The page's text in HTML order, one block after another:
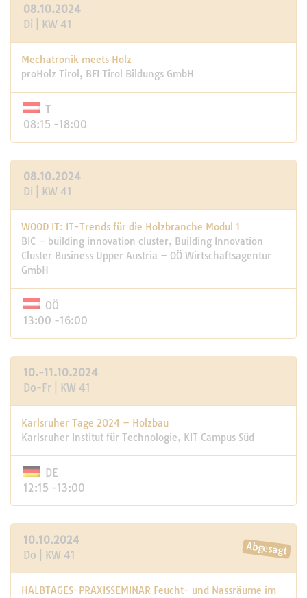
08.10.2024
Di | KW 41
Mechatronik meets Holz
proHolz Tirol, BFI Tirol Bildungs GmbH
T
08:15 -18:00
08.10.2024
Di | KW 41
WOOD IT: IT-Trends für die Holzbranche Modul 1
BIC – building innovation cluster, Building Innovation
Cluster Business Upper Austria – OÖ Wirtschaftsagentur
GmbH
OÖ
13:00 -16:00
10.-11.10.2024
Do-Fr | KW 41
Karlsruher Tage 2024 – Holzbau
Karlsruher Institut für Technologie, KIT Campus Süd
DE
12:15 -13:00
10.10.2024
Do | KW 41
HALBTAGES-PRAXISSEMINAR Feucht- und Nassräume im